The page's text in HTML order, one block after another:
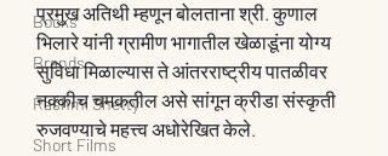
Books
Brands
Rashmi Shetty
Short Films
प्रमुख अतिथी म्हणून बोलताना श्री. कुणाल
भिलारे यांनी ग्रामीण भागातील खेळाडूंना योग्य
सुविधा मिळाल्यास ते आंतरराष्ट्रीय पातळीवर
नक्कीच चमकतील असे सांगून क्रीडा संस्कृती
रुजवण्याचे महत्त्व अधोरेखित केले.